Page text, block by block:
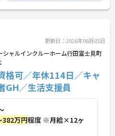
更新日：2026年06月05日
ャルインクルーホーム行田富士見町
格可／年休114日／キャ
GH／生活支援員
382万円程度 ※月給×12ヶ